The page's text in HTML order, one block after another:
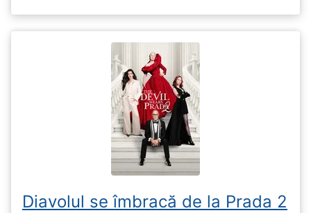
Diavolul se îmbracă de la Prada 2